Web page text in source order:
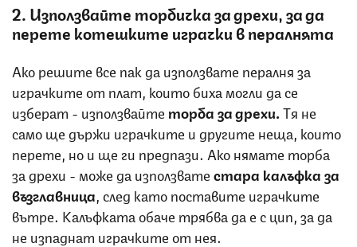
2. Използвайте торбичка за дрехи, за да
перете котешките играчки в пералнята
Ако решите все пак да използвате пералня за
играчките от плат, които биха могли да се
изберат - използвайте торба за дрехи.Тя не
само ще държи играчките и другите неща, които
перете, но и ще ги предпази. Ако нямате торба
за дрехи - може да използватестара калъфка за
възглавница , след като поставите играчките
вътре. Калъфката обаче трябва да е с цип, за да
не изпаднат играчките от нея.